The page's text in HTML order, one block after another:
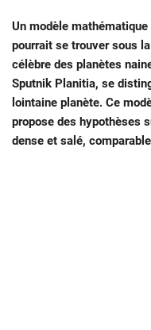
Un modèle
pourrait se trouver sous
célèbre des planètes
Sputnik Planitia, se
lointaine planète. Ce
propose des hypothèses
dense et salé,